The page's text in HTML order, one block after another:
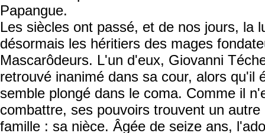
Papangue.
Les siècles ont passé, et de nos jours, la
désormais les héritiers des mages
Mascarôdeurs. L'un d'eux, Giovanni
retrouvé inanimé dans sa cour, alors qu'il
semble plongé dans le coma. Comme il
combattre, ses pouvoirs trouvent un
famille : sa nièce. Âgée de seize ans,